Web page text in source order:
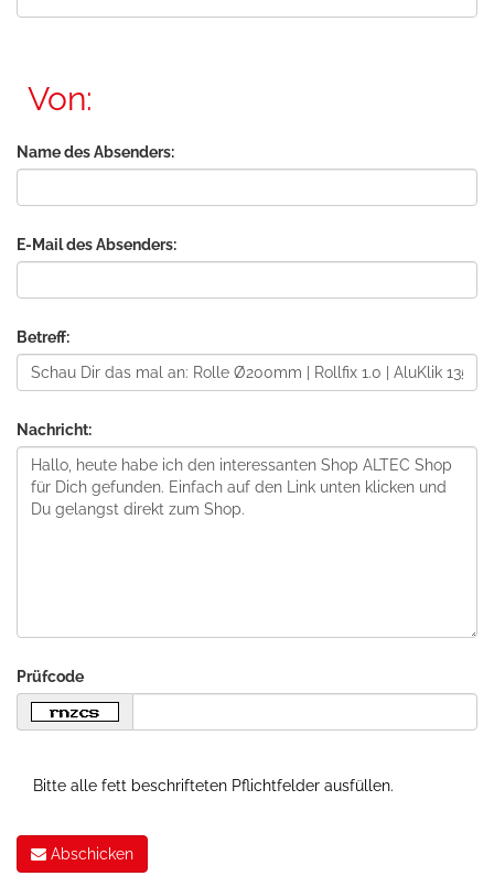
Von:
Name des Absenders:
E-Mail des Absenders:
Betreff:
Nachricht:
Prüfcode
Bitte alle fett beschrifteten Pflichtfelder ausfüllen.
Abschicken